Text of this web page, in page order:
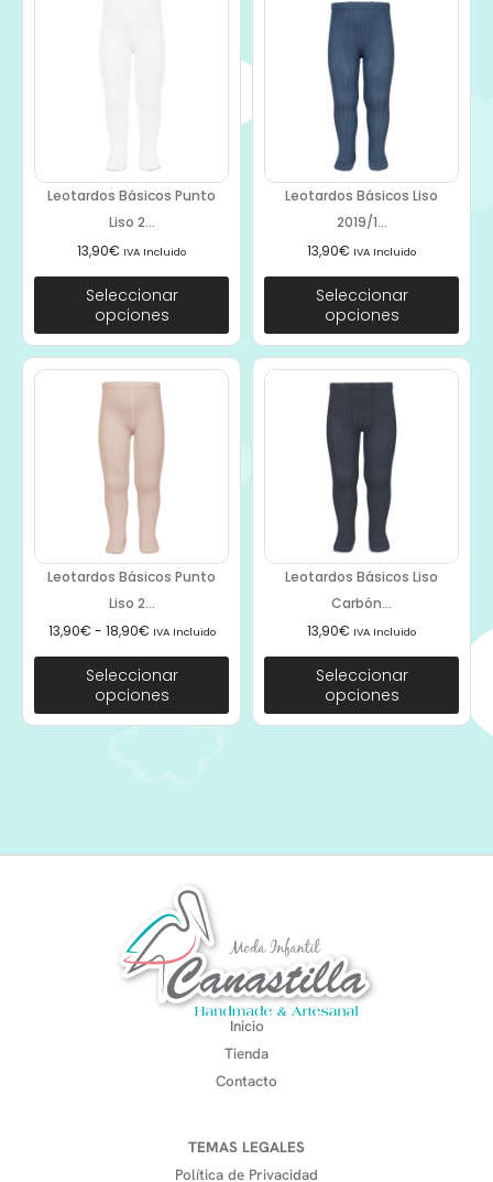
Leotardos Básicos Punto
Liso 2...
13,90€ IVA Incluido
Seleccionar
opciones
Leotardos Básicos Liso
2019/1...
13,90€ IVA Incluido
Seleccionar
opciones
Leotardos Básicos Punto
Liso 2...
13,90€ - 18,90€ IVA Incluido
Seleccionar
opciones
Leotardos Básicos Liso
Carbón...
13,90€ IVA Incluido
Seleccionar
opciones
Inicio
Tienda
Contacto
TEMAS LEGALES
Política de Privacidad